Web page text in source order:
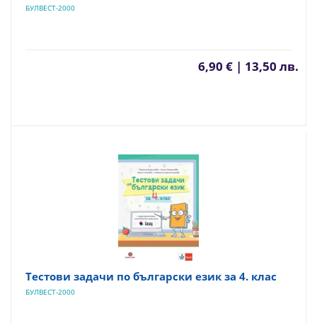
БУЛВЕСТ-2000
6,90 € | 13,50 лв.
Тестови задачи по български език за 4. клас
БУЛВЕСТ-2000